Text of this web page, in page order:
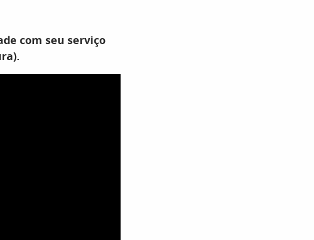
com seu serviço